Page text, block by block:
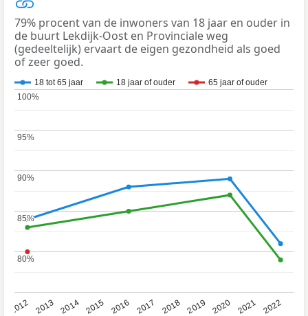
79% procent van de inwoners van 18 jaar en ouder in
de buurt Lekdijk-Oost en Provinciale weg
(gedeeltelijk) ervaart de eigen gezondheid als goed
of zeer goed.
18 tot 65 jaar 18 jaar of ouder 65 jaar of ouder
2012 2013 2014 2015 2016 2017 2018 2019 2020 2021 2022
80%
80%
85%
85%
90%
90%
95%
95%
100%
100%